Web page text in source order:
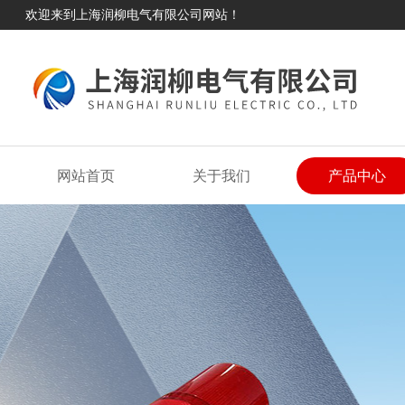
欢迎来到上海润柳电气有限公司网站！
网站首页 关于我们 产品中心